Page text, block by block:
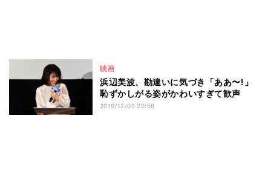
映画
浜辺美波、勘違いに気づき「ああ〜!」
恥ずかしがる姿がかわいすぎて歓声
2019/12/09 20:58